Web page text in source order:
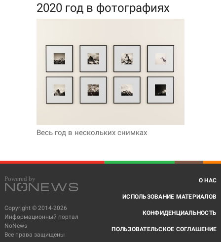
2020 год в фотографиях
Весь год в нескольких снимках
Copyright © 2014-2026
Информационный портал
NoNews
Все права защищены
О НАС
ИСПОЛЬЗОВАНИЕ МАТЕРИАЛОВ
КОНФИДЕНЦИАЛЬНОСТЬ
ПОЛЬЗОВАТЕЛЬСКОЕ СОГЛАШЕНИЕ